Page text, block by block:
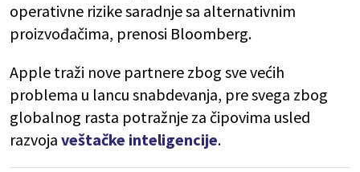
operativne rizike saradnje sa alternativnim
proizvođačima, prenosi Bloomberg.
Apple traži nove partnere zbog sve većih
problema u lancu snabdevanja, pre svega zbog
globalnog rasta potražnje za čipovima usled
razvoja veštačke inteligencije.